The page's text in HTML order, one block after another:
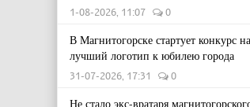
1-08-2026, 11:07 0
В Магнитогорске стартует конкурс на
лучший логотип к юбилею города
31-07-2026, 17:31 0
Не стало экс-вратаря